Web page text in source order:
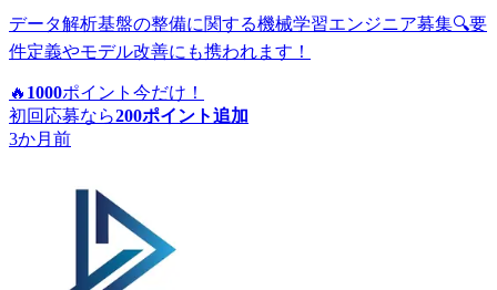
データ解析基盤の整備に関する機械学習エンジニア募集🔍要
件定義やモデル改善にも携われます！
🔥 1000ポイント 今だけ！
初回応募なら200ポイント追加
3か月前